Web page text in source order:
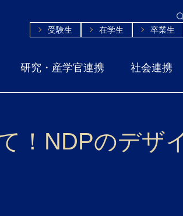
受験生
在学生 卒業生
研究・産学官連携 社会連携
！NDPのデザ